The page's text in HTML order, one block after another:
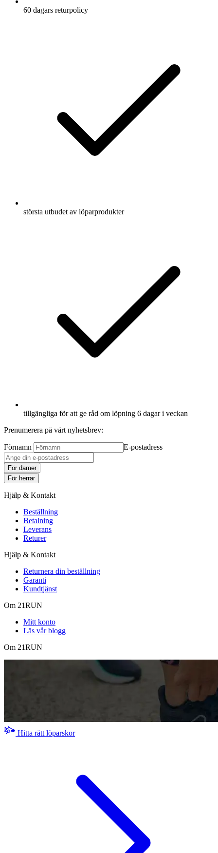
60 dagars returpolicy
största utbudet av löparprodukter
tillgängliga för att ge råd om löpning 6 dagar i veckan
Prenumerera på vårt nyhetsbrev:
Förnamn E-postadress
För damer
För herrar
Hjälp & Kontakt
Beställning
Betalning
Leverans
Returer
Hjälp & Kontakt
Returnera din beställning
Garanti
Kundtjänst
Om 21RUN
Mitt konto
Läs vår blogg
Om 21RUN
Hitta rätt löparskor